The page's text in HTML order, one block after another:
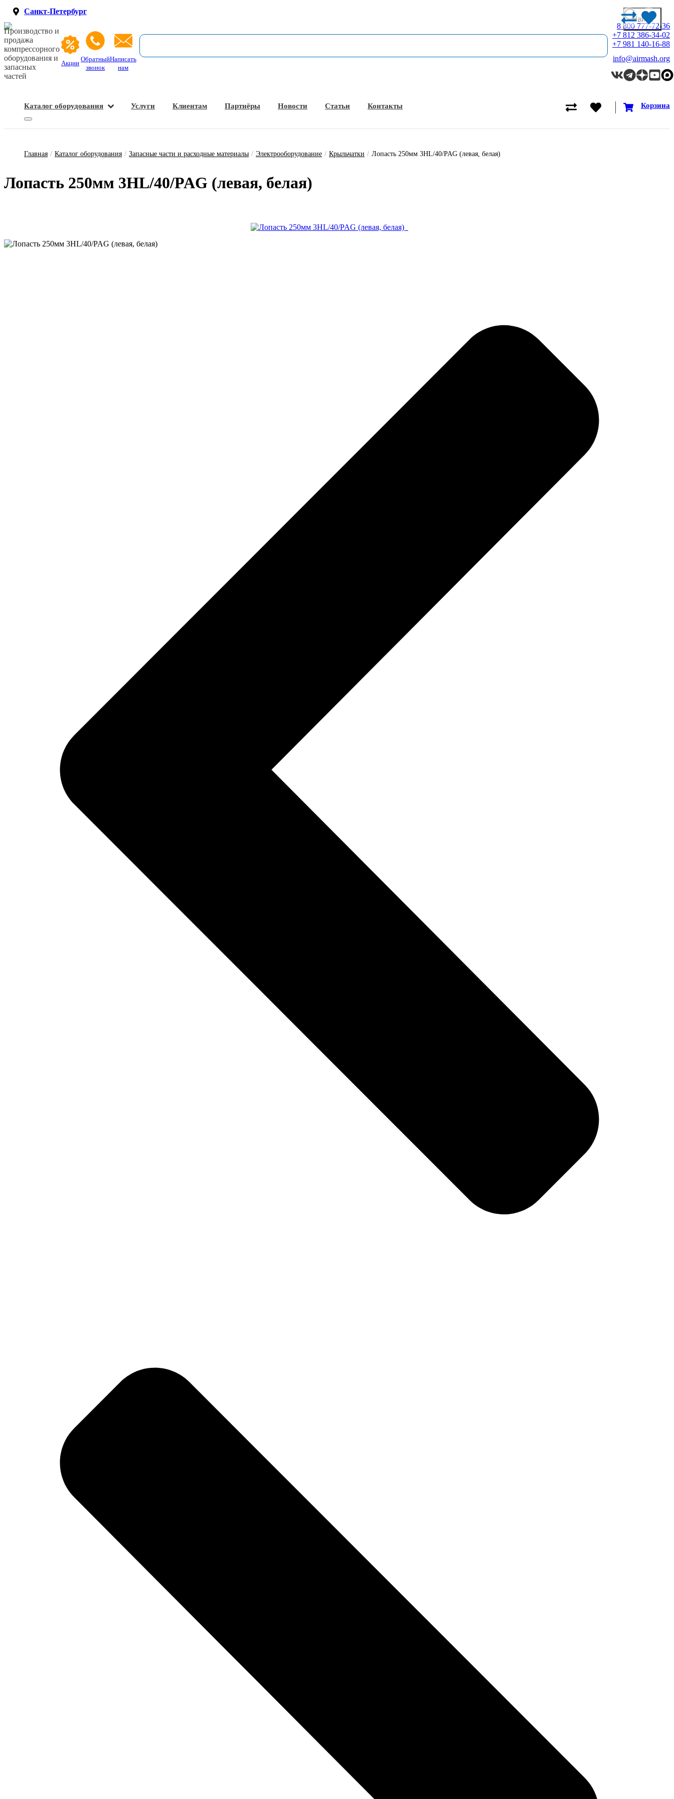
Санкт-Петербург
Производство и
продажа
компрессорного
оборудования и
запасных
частей
Акции
Обратный
звонок
Написать
нам
8 800 777-72-36
+7 812 386-34-02
+7 981 140-16-88
info@airmash.org
Каталог оборудования Услуги Клиентам Партнёры Новости Статьи Контакты Корзина
Главная / Каталог оборудования / Запасные части и расходные материалы / Электрооборудование / Крыльчатки / Лопасть 250мм 3HL/40/PAG (левая, белая)
Ло­пасть 250мм 3HL/40/PAG (ле­вая, бе­лая)